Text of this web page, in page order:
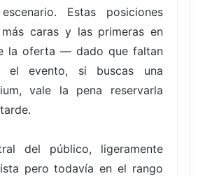
Estas posiciones
caras y las primeras en
la oferta — dado que faltan
el evento, si buscas una
vale la pena reservarla
del público, ligeramente
pero todavía en el rango